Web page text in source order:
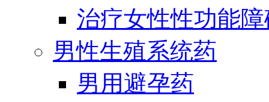
治疗女性性功能
男性生殖系统药
男用避孕药